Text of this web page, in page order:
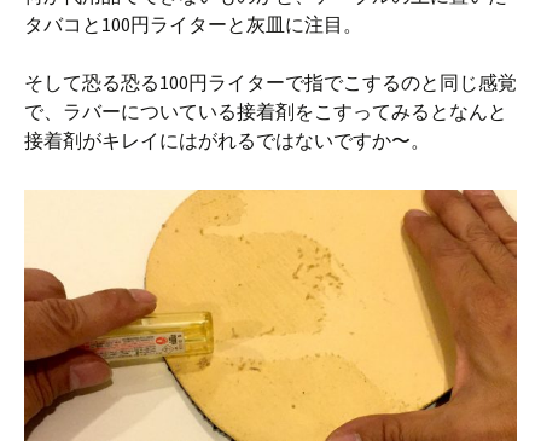
タバコと100円ライターと灰皿に注目。
そして恐る恐る100円ライターで指でこするのと同じ感覚
で、ラバーについている接着剤をこすってみるとなんと
接着剤がキレイにはがれるではないですか〜。